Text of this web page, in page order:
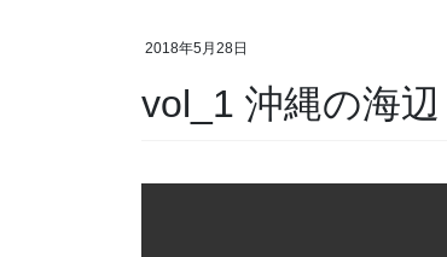
2018年5月28日
vol_1 沖縄の海